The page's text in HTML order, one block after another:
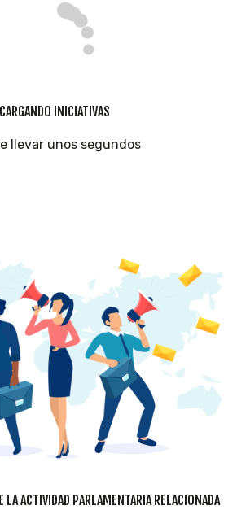
CARGANDO INICIATIVAS
llevar unos segundos
LA ACTIVIDAD PARLAMENTARIA RELACIONADA